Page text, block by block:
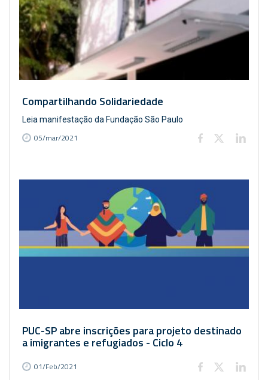
Compartilhando Solidariedade
Leia manifestação da Fundação São Paulo
05/mar/2021
PUC-SP abre inscrições para projeto destinado
a imigrantes e refugiados - Ciclo 4
01/Feb/2021